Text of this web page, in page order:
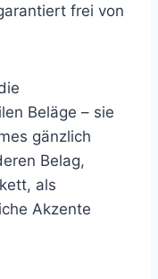
frei von
Beläge – sie
gänzlich
Belag,
als
Akzente